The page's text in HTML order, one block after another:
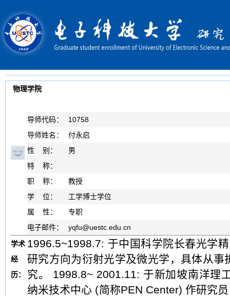
物理学院
导师代码：
10758
导师姓名：
付永启
性 别：
男
特 称：
职 称：
教授
学 位：
工学博士学位
属 性：
专职
电子邮件：
yqfu@uestc.edu.cn
学术
经
历：
1996.5~1998.7: 于中国科学院长春光学
研究方向为衍射光学及微光学，具体从
究。 1998.8~ 2001.11: 于新加坡南洋理
纳米技术中心 (简称PEN Center) 作研究